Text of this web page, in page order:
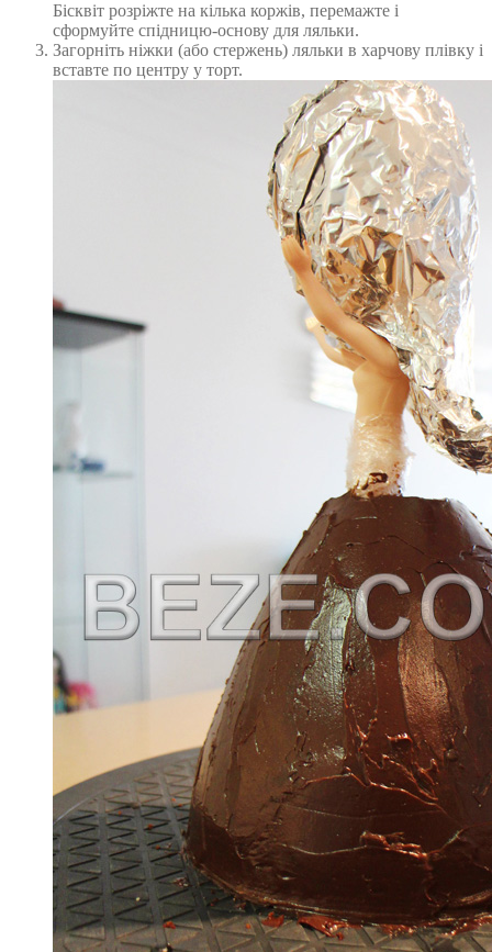
Бісквіт розріжте на кілька коржів, перемажте і
сформуйте спідницю-основу для ляльки.
Загорніть ніжки (або стержень) ляльки в харчову плівку і
вставте по центру у торт.